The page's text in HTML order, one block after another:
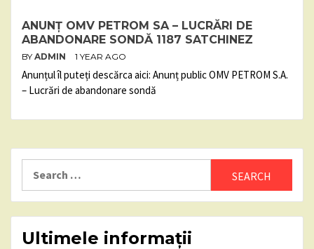
ANUNȚ OMV PETROM SA – LUCRĂRI DE
ABANDONARE SONDĂ 1187 SATCHINEZ
BY ADMIN 1 YEAR AGO
Anunțul îl puteți descărca aici: Anunț public OMV PETROM S.A.
– Lucrări de abandonare sondă
Ultimele informații